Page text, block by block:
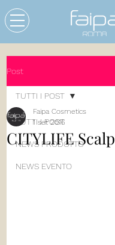
Post
TUTTI I POST
NEWS PRODOTTO
NEWS EVENTO
TUTTI I POST
CITYLIFE Scalp
Faipa Cosmetics
1 set 2016